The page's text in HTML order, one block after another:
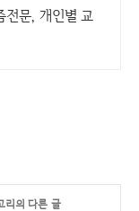
전문, 개인별 교
리의 다른 글